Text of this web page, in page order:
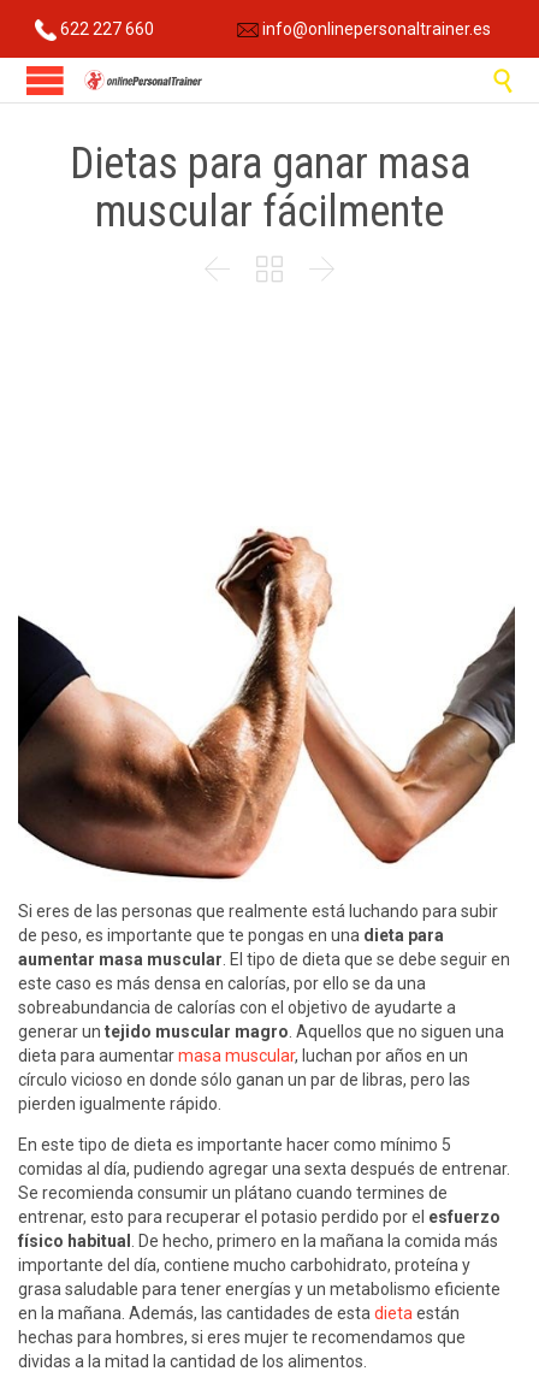
622 227 660 info@onlinepersonaltrainer.es

Dietas para ganar masa
muscular fácilmente
  
Si eres de las personas que realmente está luchando para subir
de peso, es importante que te pongas en una dieta para
aumentar masa muscular. El tipo de dieta que se debe seguir en
este caso es más densa en calorías, por ello se da una
sobreabundancia de calorías con el objetivo de ayudarte a
generar un tejido muscular magro. Aquellos que no siguen una
dieta para aumentarmasa muscular, luchan por años en un
círculo vicioso en donde sólo ganan un par de libras, pero las
pierden igualmente rápido.
En este tipo de dieta es importante hacer como mínimo 5
comidas al día, pudiendo agregar una sexta después de entrenar.
Se recomienda consumir un plátano cuando termines de
entrenar, esto para recuperar el potasio perdido por el esfuerzo
físico habitual . De hecho, primero en la mañana la comida más
importante del día, contiene mucho carbohidrato, proteína y
grasa saludable para tener energías y un metabolismo eficiente
en la mañana. Además, las cantidades de estadietaestán
hechas para hombres, si eres mujer te recomendamos que
dividas a la mitad la cantidad de los alimentos.